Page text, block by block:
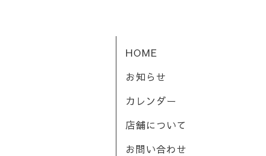
HOME
お知らせ
カレンダー
店舗について
お問い合わせ